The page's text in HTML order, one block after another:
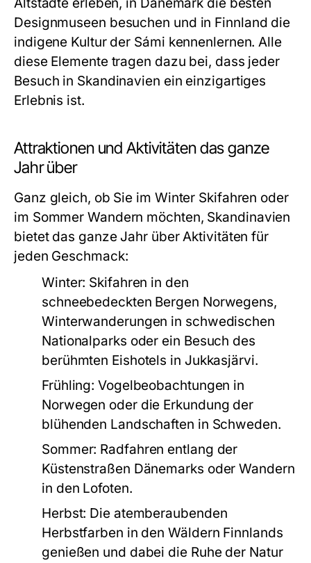
Designmuseen besuchen und in Finnland die
indigene Kultur der Sámi kennenlernen. Alle
diese Elemente tragen dazu bei, dass jeder
Besuch in Skandinavien ein einzigartiges
Erlebnis ist.
Attraktionen und Aktivitäten das ganze
Jahr über
Ganz gleich, ob Sie im Winter Skifahren oder
im Sommer Wandern möchten, Skandinavien
bietet das ganze Jahr über Aktivitäten für
jeden Geschmack:
Winter: Skifahren in den
schneebedeckten Bergen Norwegens,
Winterwanderungen in schwedischen
Nationalparks oder ein Besuch des
berühmten Eishotels in Jukkasjärvi.
Frühling: Vogelbeobachtungen in
Norwegen oder die Erkundung der
blühenden Landschaften in Schweden.
Sommer: Radfahren entlang der
Küstenstraßen Dänemarks oder Wandern
in den Lofoten.
Herbst: Die atemberaubenden
Herbstfarben in den Wäldern Finnlands
genießen und dabei die Ruhe der Natur